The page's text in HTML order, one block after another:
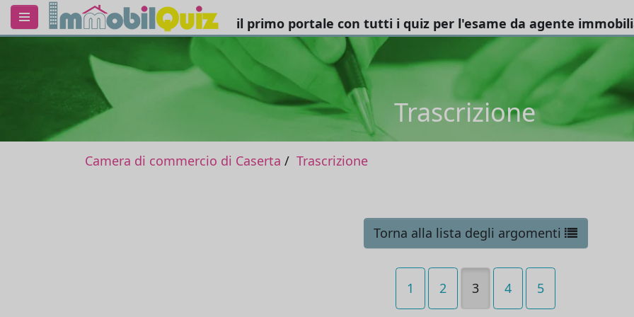
il primo portale con tutti i quiz per l'esame da agente
Trascrizione
Camera di commercio di Caserta Trascrizione
Torna alla lista degli argomenti
1 2 3 4 5